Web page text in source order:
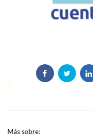
Más sobre: